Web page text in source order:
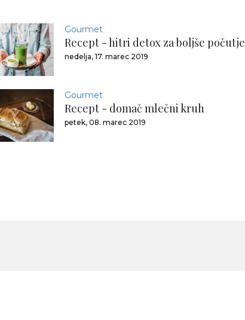
Gourmet
Recept - hitri detox za boljše počutje
nedelja, 17. marec 2019
Gourmet
Recept - domač mlečni kruh
petek, 08. marec 2019